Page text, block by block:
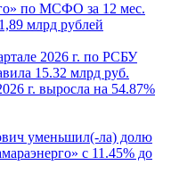
по МСФО за 12 мес.
млрд рублей
2026 г. по РСБУ
15.32 млрд руб.
г. выросла на 54.87%
уменьшил(-ла) долю
с 11.45% до